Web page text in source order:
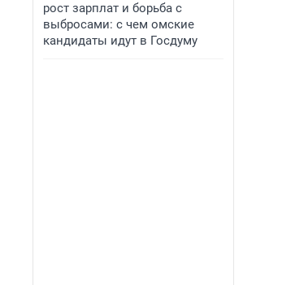
рост зарплат и борьба с
выбросами: с чем омские
кандидаты идут в Госдуму